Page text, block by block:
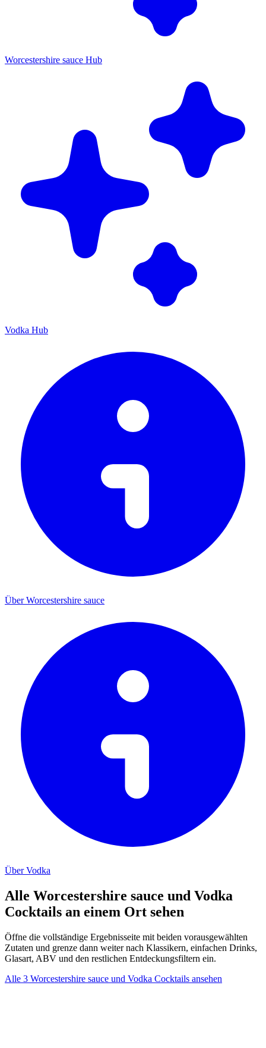
Worcestershire sauce Hub
Vodka Hub
Über Worcestershire sauce
Über Vodka
Alle Worcestershire sauce und Vodka
Cocktails an einem Ort sehen
Öffne die vollständige Ergebnisseite mit beiden vorausgewählten
Zutaten und grenze dann weiter nach Klassikern, einfachen Drinks,
Glasart, ABV und den restlichen Entdeckungsfiltern ein.
Alle 3 Worcestershire sauce und Vodka Cocktails ansehen